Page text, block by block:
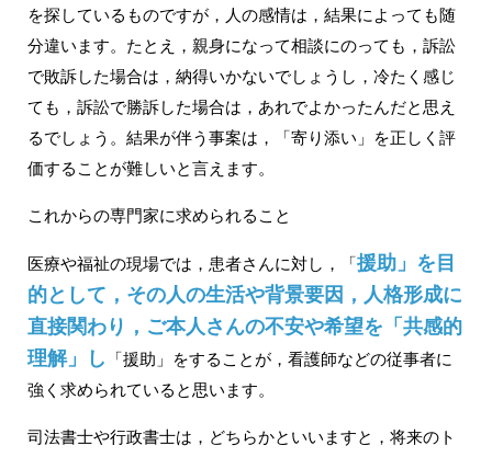
を探しているものですが，人の感情は，結果によっても随
分違います。たとえ，親身になって相談にのっても，訴訟
で敗訴した場合は，納得いかないでしょうし，冷たく感じ
ても，訴訟で勝訴した場合は，あれでよかったんだと思え
るでしょう。結果が伴う事案は，「寄り添い」を正しく評
価することが難しいと言えます。
これからの専門家に求められること
医療や福祉の現場では，患者さんに対し，「援助」を目
的として，その人の生活や背景要因，人格形成に
直接関わり，ご本人さんの不安や希望を「共感的
理解」し
「援助」をすることが，看護師などの従事者に
強く求められていると思います。
司法書士や行政書士は，どちらかといいますと，将来のト